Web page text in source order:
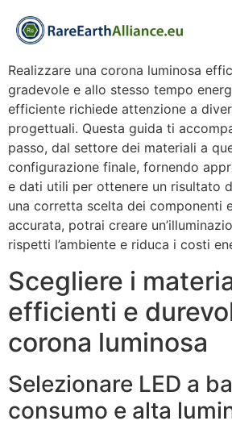
Realizzare una corona luminosa
gradevole e allo stesso tempo
efficiente richiede attenzione a
progettuali. Questa guida ti
passo, dal settore dei materiali a
configurazione finale, fornendo
e dati utili per ottenere un risultato
una corretta scelta dei componenti
accurata, potrai creare
rispetti l’ambiente e riduca i costi
Scegliere i
efficienti e
corona luminosa
Selezionare LED a
consumo e alta